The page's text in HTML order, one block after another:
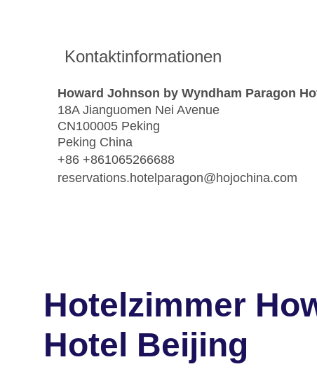
Kontaktinformationen
Howard Johnson by Wyndham Paragon
18A Jianguomen Nei Avenue
CN100005 Peking
Peking China
+86 +861065266688
reservations.hotelparagon@hojochina.com
Hotelzimmer
Hotel Beijing